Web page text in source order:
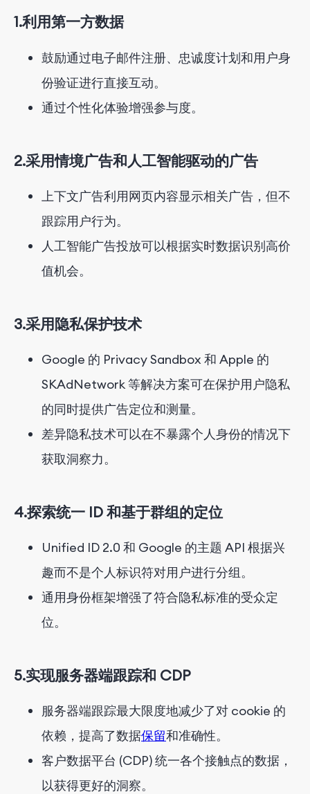
1.利用第一方数据
鼓励通过电子邮件注册、忠诚度计划和用户身
份验证进行直接互动。
通过个性化体验增强参与度。
2.采用情境广告和人工智能驱动的广告
上下文广告利用网页内容显示相关广告，但不
跟踪用户行为。
人工智能广告投放可以根据实时数据识别高价
值机会。
3.采用隐私保护技术
Google 的 Privacy Sandbox 和 Apple 的
SKAdNetwork 等解决方案可在保护用户隐私
的同时提供广告定位和测量。
差异隐私技术可以在不暴露个人身份的情况下
获取洞察力。
4.探索统一 ID 和基于群组的定位
Unified ID 2.0 和 Google 的主题 API 根据兴
趣而不是个人标识符对用户进行分组。
通用身份框架增强了符合隐私标准的受众定
位。
5.实现服务器端跟踪和 CDP
服务器端跟踪最大限度地减少了对 cookie 的
依赖，提高了数据保留和准确性。
客户数据平台 (CDP) 统一各个接触点的数据，
以获得更好的洞察。